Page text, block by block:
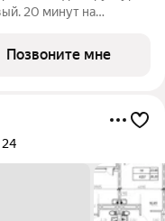
20 минут на
13 жилых этажей;
Позвоните мне
24